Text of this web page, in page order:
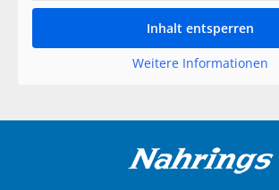
Inhalt entsperren
Weitere Informationen